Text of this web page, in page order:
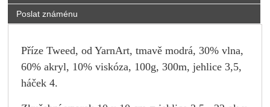
Poslat známénu
Příze Tweed, od YarnArt, tmavě modrá, 30% vlna,
60% akryl, 10% viskóza, 100g, 300m, jehlice 3,5,
háček 4.